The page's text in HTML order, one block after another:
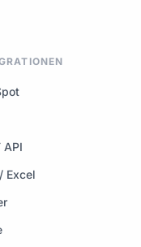
API
Excel